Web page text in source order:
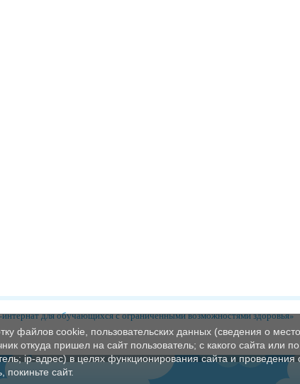
для обучающихся с ограниченными возможностями здоровья»
файлов cookie, пользовательских данных (сведения о
откуда пришел на сайт пользователь; с какого сайта или
ip-адрес) в целях функционирования сайта и проведения
сайт.